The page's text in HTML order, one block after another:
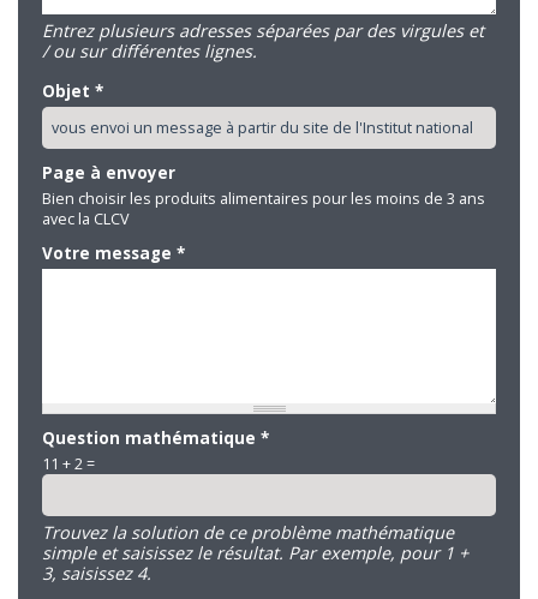
Entrez plusieurs adresses séparées par des virgules et
/ ou sur différentes lignes.
Objet *
Page à envoyer
Bien choisir les produits alimentaires pour les moins de 3 ans
avec la CLCV
Votre message *
Question mathématique *
11 + 2 =
Trouvez la solution de ce problème mathématique
simple et saisissez le résultat. Par exemple, pour 1 +
3, saisissez 4.